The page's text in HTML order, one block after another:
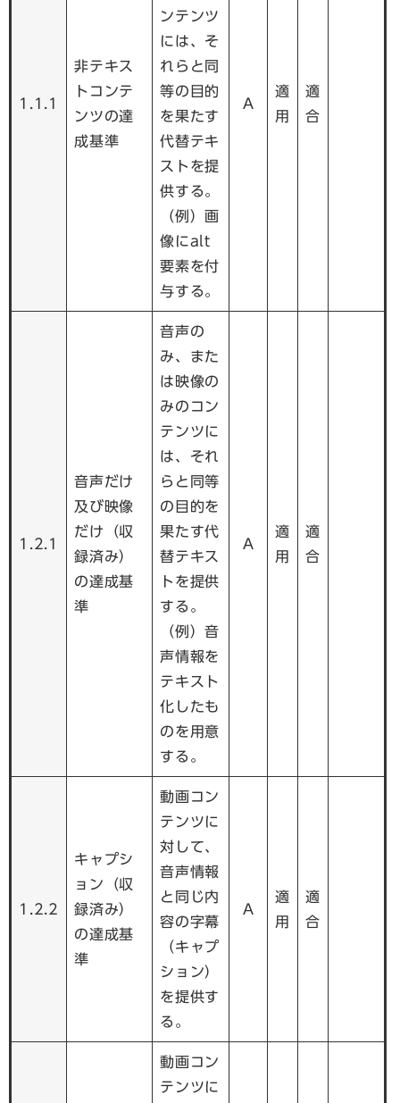
1.1.1
非テキス
トコンテ
ンツの達
成基準
ンテンツ
には、そ
れらと同
等の目的
を果たす
代替テキ
ストを提
供する。
（例）画
像にalt
要素を付
与する。
A
適
用
適
合
1.2.1
音声だけ
及び映像
だけ（収
録済み）
の達成基
準
音声の
み、また
は映像の
みのコン
テンツに
は、それ
らと同等
の目的を
果たす代
替テキス
トを提供
する。
（例）音
声情報を
テキスト
化したも
のを用意
する。
A
適
用
適
合
1.2.2
キャプシ
ョン（収
録済み）
の達成基
準
動画コン
テンツに
対して、
音声情報
と同じ内
容の字幕
（キャプ
ション）
を提供す
る。
A
適
用
適
合
動画コン
テンツに